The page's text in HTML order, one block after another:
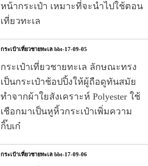
หน้ากระเป๋า เหมาะที่จะนำไปใช้ตอน
เที่ยวทะเล
กระเป๋าเที่ยวชายทะเล bbt-17-09-05
กระเป๋าเที่ยวชายทะเล ลักษณะทรง
เป็นกระเป๋าช้อปปิ้งให้ผู้ถือดูทันสมัย
ทำจากผ้าใยสังเคราะห์ Polyester ใช้
เชือกมาเป็นหูหิ้วกระเป๋าเพิ่มความ
กิ๊บเก๋
กระเป๋าเที่ยวชายทะเล bbt-17-09-06